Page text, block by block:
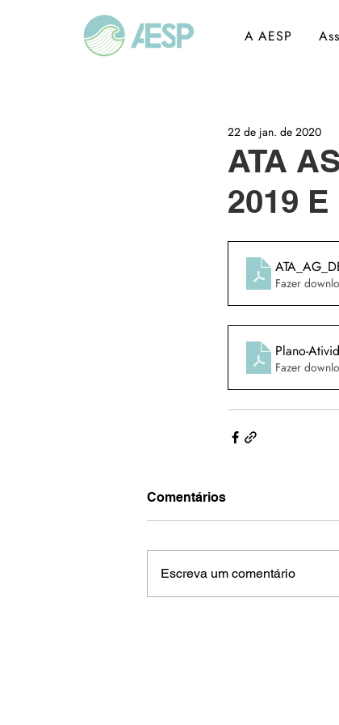
A AESP
ATA
2019
22 de jan. de 2020
Fazer
Plano-
Fazer
Comentários
Escreva um comentário